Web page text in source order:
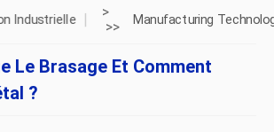
Industrielle
>
>>
Manufacturing
Le Brasage Et Comment
?